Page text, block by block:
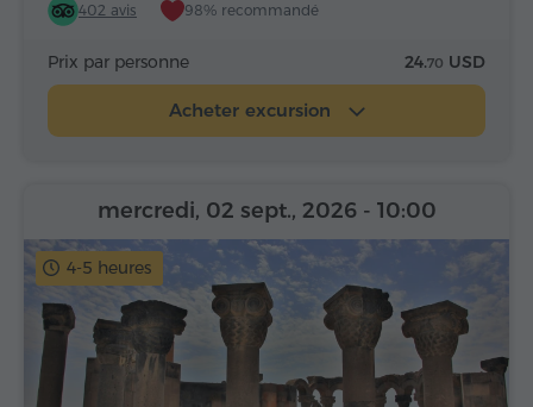
402 avis 98% recommandé
Prix par personne 24.70 USD
Acheter excursion
4-5 heures
mercredi, 02 sept., 2026 - 10:00